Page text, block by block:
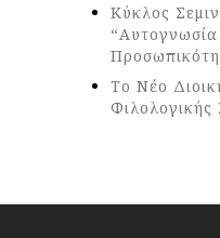
Κύκλος
Το Νέο
Φιλολογικής